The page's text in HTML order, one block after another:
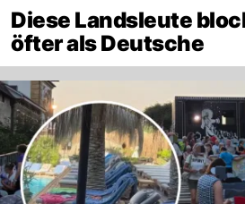
Diese Landsleute
öfter als Deutsche